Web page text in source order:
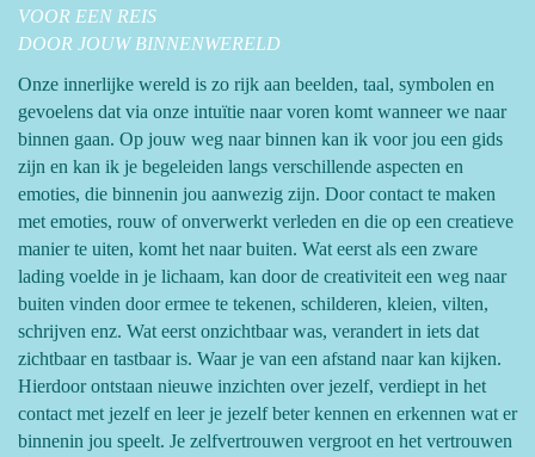
VOOR EEN REIS
DOOR JOUW BINNENWERELD
Onze innerlijke wereld is zo rijk aan beelden, taal, symbolen en
gevoelens dat via onze intuïtie naar voren komt wanneer we naar
binnen gaan. Op jouw weg naar binnen kan ik voor jou een gids
zijn en kan ik je begeleiden langs verschillende aspecten en
emoties, die binnenin jou aanwezig zijn. Door contact te maken
met emoties, rouw of onverwerkt verleden en die op een creatieve
manier te uiten, komt het naar buiten. Wat eerst als een zware
lading voelde in je lichaam, kan door de creativiteit een weg naar
buiten vinden door ermee te tekenen, schilderen, kleien, vilten,
schrijven enz. Wat eerst onzichtbaar was, verandert in iets dat
zichtbaar en tastbaar is. Waar je van een afstand naar kan kijken.
Hierdoor ontstaan nieuwe inzichten over jezelf, verdiept in het
contact met jezelf en leer je jezelf beter kennen en erkennen wat er
binnenin jou speelt. Je zelfvertrouwen vergroot en het vertrouwen